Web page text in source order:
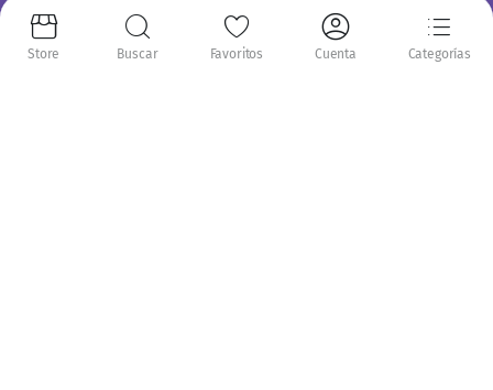
Comparar
Servicio al Cliente
Store Buscar Favoritos Cuenta Categorías